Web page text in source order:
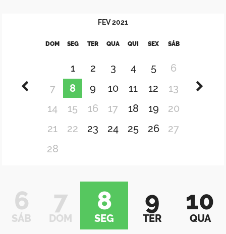
FEV2021
DOM SEG TER QUA QUI SEX SÁB
1 2 3 4 5
6
7
8 9 10 11 12
13
14
15 16 17 18 19
20
21
22 23 24 25 26
27
28
6
SÁB
7
DOM
8
SEG
9
TER
10
QUA